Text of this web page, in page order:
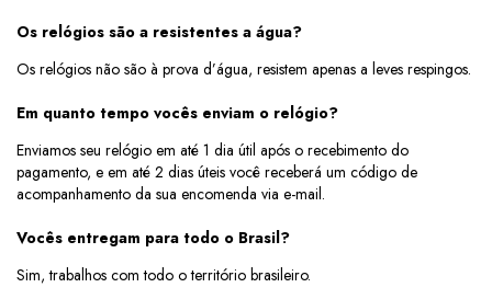
Os relógios são a resistentes a água?
Os relógios não são à prova d’água, resistem apenas a leves respingos.
Em quanto tempo vocês enviam o relógio?
Enviamos seu relógio em até 1 dia útil após o recebimento do
pagamento, e em até 2 dias úteis você receberá um código de
acompanhamento da sua encomenda via e-mail.
Vocês entregam para todo o Brasil?
Sim, trabalhos com todo o território brasileiro.